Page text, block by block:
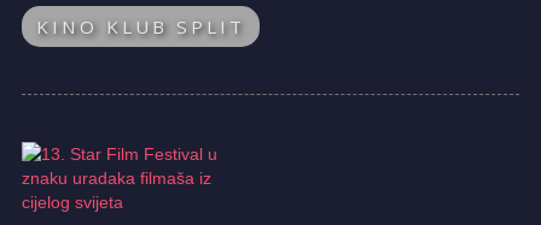
KINO KLUB SPLIT